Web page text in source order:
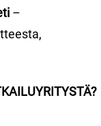
–